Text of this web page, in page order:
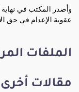
وأصدر المكتب في نهاية
عقوبة الإعدام في حق
الملفات
مقالات أخرى